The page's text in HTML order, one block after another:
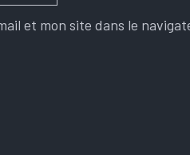
et mon site dans le